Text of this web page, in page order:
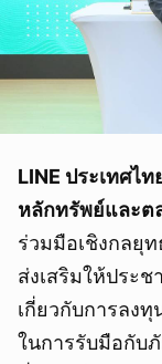
LINE ประเทศไท
หลักทรัพย์และต
ร่วมมือเชิงกลยุ
ส่งเสริมให้ประ
เกี่ยวกับการลง
ในการรับมือกับ